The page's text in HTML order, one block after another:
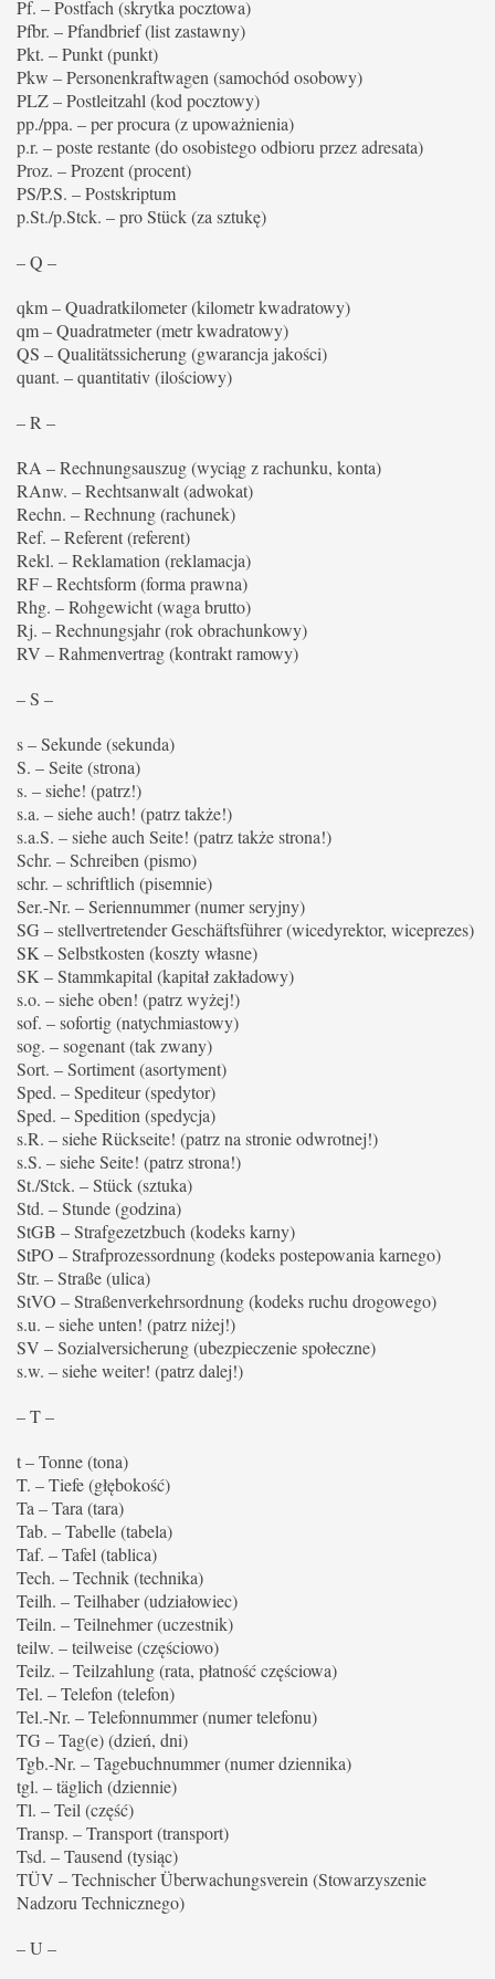
Pf. – Postfach (skrytka pocztowa)
Pfbr. – Pfandbrief (list zastawny)
Pkt. – Punkt (punkt)
Pkw – Personenkraftwagen (samochód osobowy)
PLZ – Postleitzahl (kod pocztowy)
pp./ppa. – per procura (z upoważnienia)
p.r. – poste restante (do osobistego odbioru przez adresata)
Proz. – Prozent (procent)
PS/P.S. – Postskriptum
p.St./p.Stck. – pro Stück (za sztukę)
– Q –
qkm – Quadratkilometer (kilometr kwadratowy)
qm – Quadratmeter (metr kwadratowy)
QS – Qualitätssicherung (gwarancja jakości)
quant. – quantitativ (ilościowy)
– R –
RA – Rechnungsauszug (wyciąg z rachunku, konta)
RAnw. – Rechtsanwalt (adwokat)
Rechn. – Rechnung (rachunek)
Ref. – Referent (referent)
Rekl. – Reklamation (reklamacja)
RF – Rechtsform (forma prawna)
Rhg. – Rohgewicht (waga brutto)
Rj. – Rechnungsjahr (rok obrachunkowy)
RV – Rahmenvertrag (kontrakt ramowy)
– S –
s – Sekunde (sekunda)
S. – Seite (strona)
s. – siehe! (patrz!)
s.a. – siehe auch! (patrz także!)
s.a.S. – siehe auch Seite! (patrz także strona!)
Schr. – Schreiben (pismo)
schr. – schriftlich (pisemnie)
Ser.-Nr. – Seriennummer (numer seryjny)
SG – stellvertretender Geschäftsführer (wicedyrektor, wiceprezes)
SK – Selbstkosten (koszty własne)
SK – Stammkapital (kapitał zakładowy)
s.o. – siehe oben! (patrz wyżej!)
sof. – sofortig (natychmiastowy)
sog. – sogenant (tak zwany)
Sort. – Sortiment (asortyment)
Sped. – Spediteur (spedytor)
Sped. – Spedition (spedycja)
s.R. – siehe Rückseite! (patrz na stronie odwrotnej!)
s.S. – siehe Seite! (patrz strona!)
St./Stck. – Stück (sztuka)
Std. – Stunde (godzina)
StGB – Strafgezetzbuch (kodeks karny)
StPO – Strafprozessordnung (kodeks postepowania karnego)
Str. – Straße (ulica)
StVO – Straßenverkehrsordnung (kodeks ruchu drogowego)
s.u. – siehe unten! (patrz niżej!)
SV – Sozialversicherung (ubezpieczenie społeczne)
s.w. – siehe weiter! (patrz dalej!)
– T –
t – Tonne (tona)
T. – Tiefe (głębokość)
Ta – Tara (tara)
Tab. – Tabelle (tabela)
Taf. – Tafel (tablica)
Tech. – Technik (technika)
Teilh. – Teilhaber (udziałowiec)
Teiln. – Teilnehmer (uczestnik)
teilw. – teilweise (częściowo)
Teilz. – Teilzahlung (rata, płatność częściowa)
Tel. – Telefon (telefon)
Tel.-Nr. – Telefonnummer (numer telefonu)
TG – Tag(e) (dzień, dni)
Tgb.-Nr. – Tagebuchnummer (numer dziennika)
tgl. – täglich (dziennie)
Tl. – Teil (część)
Transp. – Transport (transport)
Tsd. – Tausend (tysiąc)
TÜV – Technischer Überwachungsverein (Stowarzyszenie
Nadzoru Technicznego)
– U –